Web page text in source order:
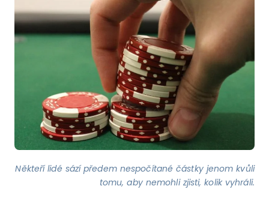
Někteří lidé sází předem nespočítané částky jenom kvůli
tomu, aby nemohli zjisti, kolik vyhráli.